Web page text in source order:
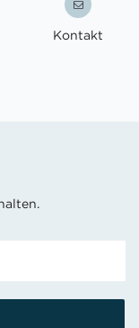
Kontakt